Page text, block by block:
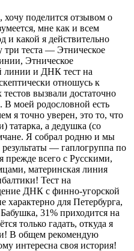
поделится отзывом о
мне как и всем
и какой я действительно
три теста — Этническое
Этническое
линии и ДНК тест на
отношусь к
тестов вызвали достаточно
В моей родословной есть
я точно уверен, это то, что
татарка, а дедушка (со
Я собрал родню и мы
— гаплогруппа по
прежде всего с Русскими,
материнская линия
Тест на
ДНК с финно-угорской
характерно для Петербурга,
31% приходится на
только гадать, откуда я
В общем рекомендую
интересна своя история!